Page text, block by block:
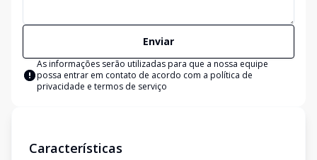
Enviar
As informações serão utilizadas para que a nossa equipe
possa entrar em contato de acordo com a política de
privacidade e termos de serviço
Características